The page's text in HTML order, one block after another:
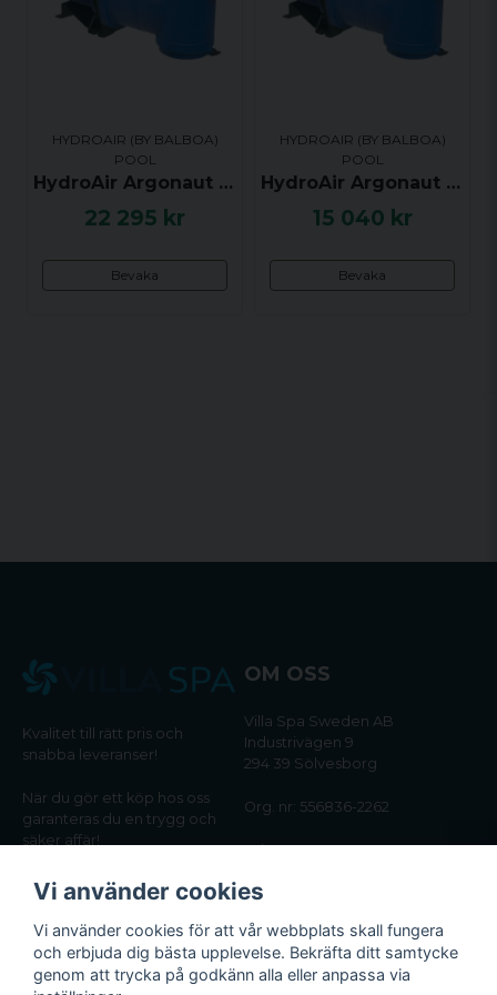
HYDROAIR (BY BALBOA)
POOL
HydroAir Argonaut AV Pump, 2.41hk / 1.8kW, 1-fas 240V, AV250-2DN-S - UTGÅTT
22 295 kr
Bevaka
HYDROAIR (BY BALBOA)
POOL
HydroAir Argonaut AV Pump, 0.60hk / 0.45kW, 3-fas 400V, AV100-3DN-S - UTGÅTT
15 040 kr
Bevaka
Kvalitet till rätt pris och
snabba leveranser!
När du gör ett köp hos oss
garanteras du en trygg och
säker affär!
OM OSS
Villa Spa Sweden AB
Industrivägen 9
294 39 Sölvesborg
Org. nr: 556836-2262
Tel:0456-405566
Email:
INFORMATION
Vi använder cookies
Vi använder cookies för att vår webbplats skall fungera
och erbjuda dig bästa upplevelse. Bekräfta ditt samtycke
genom att trycka på godkänn alla eller anpassa via